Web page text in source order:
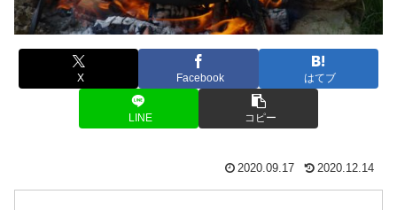
X Facebook はてブ
LINE コピー
2020.09.17 2020.12.14